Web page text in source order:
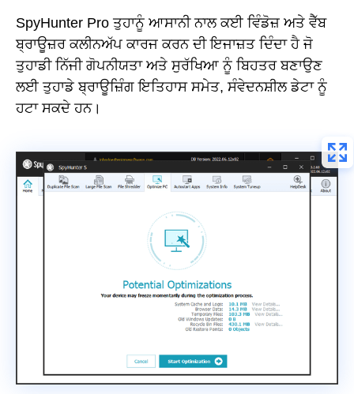
SpyHunter Pro ਤੁਹਾਨੂੰ ਆਸਾਨੀ ਨਾਲ ਕਈ ਵਿੰਡੋਜ਼ ਅਤੇ ਵੈੱਬ
ਬ੍ਰਾਊਜ਼ਰ ਕਲੀਨਅੱਪ ਕਾਰਜ ਕਰਨ ਦੀ ਇਜਾਜ਼ਤ ਦਿੰਦਾ ਹੈ ਜੋ
ਤੁਹਾਡੀ ਨਿੱਜੀ ਗੋਪਨੀਯਤਾ ਅਤੇ ਸੁਰੱਖਿਆ ਨੂੰ ਬਿਹਤਰ ਬਣਾਉਣ
ਲਈ ਤੁਹਾਡੇ ਬ੍ਰਾਊਜ਼ਿੰਗ ਇਤਿਹਾਸ ਸਮੇਤ, ਸੰਵੇਦਨਸ਼ੀਲ ਡੇਟਾ ਨੂੰ
ਹਟਾ ਸਕਦੇ ਹਨ।